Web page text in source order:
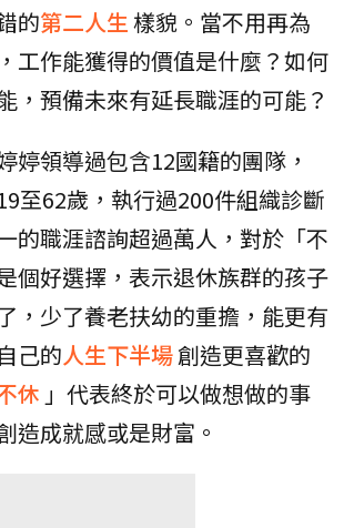
的第二人生樣貌。當不用再為
工作能獲得的價值是什麼？如何
，預備未來有延長職涯的可能？
婷領導過包含12國籍的團隊，
至62歲，執行過200件組織診斷
的職涯諮詢超過萬人，對於「不
個好選擇，表示退休族群的孩子
，少了養老扶幼的重擔，能更有
己的人生下半場創造更喜歡的
休 」代表終於可以做想做的事
造成就感或是財富。